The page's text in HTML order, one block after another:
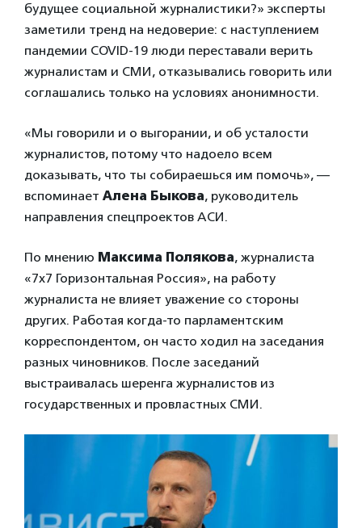
будущее социальной журналистики?» эксперты
заметили тренд на недоверие: с наступлением
пандемии COVID-19 люди переставали верить
журналистам и СМИ, отказывались говорить или
соглашались только на условиях анонимности.
«Мы говорили и о выгорании, и об усталости
журналистов, потому что надоело всем
доказывать, что ты собираешься им помочь», —
вспоминает Алена Быкова, руководитель
направления спецпроектов АСИ.
По мнению Максима Полякова, журналиста
«7х7 Горизонтальная Россия», на работу
журналиста не влияет уважение со стороны
других. Работая когда-то парламентским
корреспондентом, он часто ходил на заседания
разных чиновников. После заседаний
выстраивалась шеренга журналистов из
государственных и провластных СМИ.